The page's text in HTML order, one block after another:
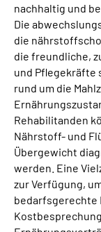
nachhaltig und
Die
die
die freundliche,
und Pflegekräfte
rund um die
Rehabilitanden
Nährstoff- und
Übergewicht
werden. Eine
zur Verfügung,
bedarfsgerechte